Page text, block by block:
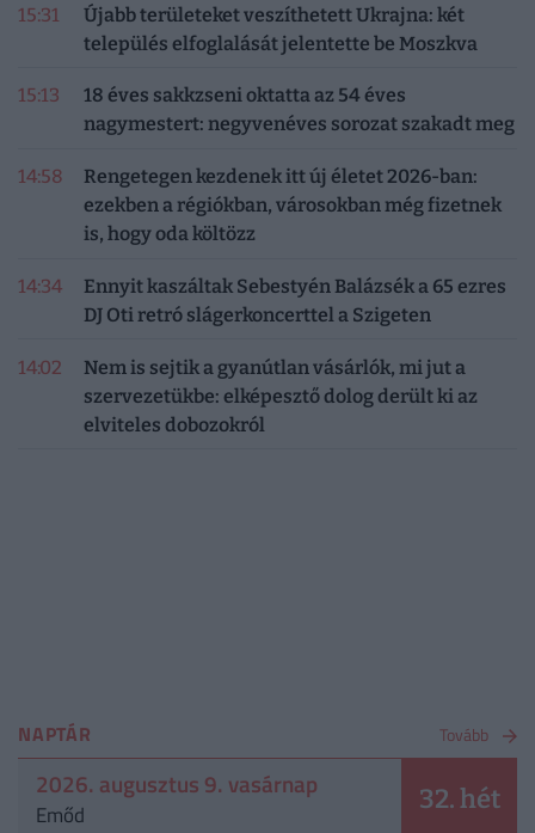
15:31
Újabb területeket veszíthetett Ukrajna: két
település elfoglalását jelentette be Moszkva
15:13
18 éves sakkzseni oktatta az 54 éves
nagymestert: negyvenéves sorozat szakadt meg
14:58
Rengetegen kezdenek itt új életet 2026-ban:
ezekben a régiókban, városokban még fizetnek
is, hogy oda költözz
14:34
Ennyit kaszáltak Sebestyén Balázsék a 65 ezres
DJ Oti retró slágerkoncerttel a Szigeten
14:02
Nem is sejtik a gyanútlan vásárlók, mi jut a
szervezetükbe: elképesztő dolog derült ki az
elviteles dobozokról
NAPTÁR Tovább
2026. augusztus 9. vasárnap
Emőd 32. hét